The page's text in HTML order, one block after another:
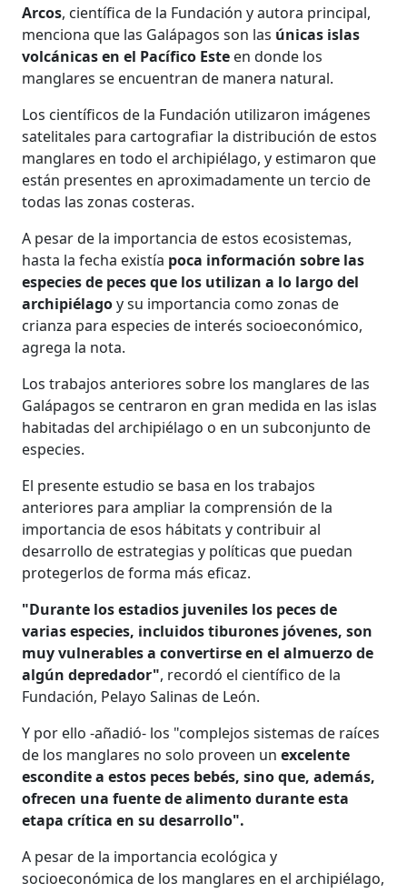
Arcos, científica de la Fundación y autora principal,
menciona que las Galápagos son las únicas islas
volcánicas en el Pacífico Este en donde los
manglares se encuentran de manera natural.
Los científicos de la Fundación utilizaron imágenes
satelitales para cartografiar la distribución de estos
manglares en todo el archipiélago, y estimaron que
están presentes en aproximadamente un tercio de
todas las zonas costeras.
A pesar de la importancia de estos ecosistemas,
hasta la fecha existía poca información sobre las
especies de peces que los utilizan a lo largo del
archipiélagoy su importancia como zonas de
crianza para especies de interés socioeconómico,
agrega la nota.
Los trabajos anteriores sobre los manglares de las
Galápagos se centraron en gran medida en las islas
habitadas del archipiélago o en un subconjunto de
especies.
El presente estudio se basa en los trabajos
anteriores para ampliar la comprensión de la
importancia de esos hábitats y contribuir al
desarrollo de estrategias y políticas que puedan
protegerlos de forma más eficaz.
"Durante los estadios juveniles los peces de
varias especies, incluidos tiburones jóvenes, son
muy vulnerables a convertirse en el almuerzo de
algún depredador", recordó el científico de la
Fundación, Pelayo Salinas de León.
Y por ello -añadió- los "complejos sistemas de raíces
de los manglares no solo proveen unexcelente
escondite a estos peces bebés, sino que, además,
ofrecen una fuente de alimento durante esta
etapa crítica en su desarrollo".
A pesar de la importancia ecológica y
socioeconómica de los manglares en el archipiélago,